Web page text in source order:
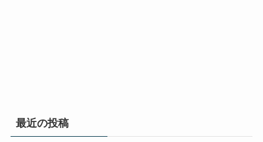
最近の投稿